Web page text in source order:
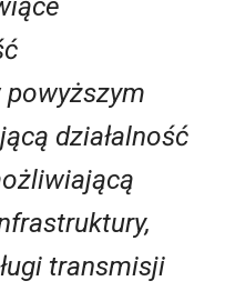
działalność
transmisji